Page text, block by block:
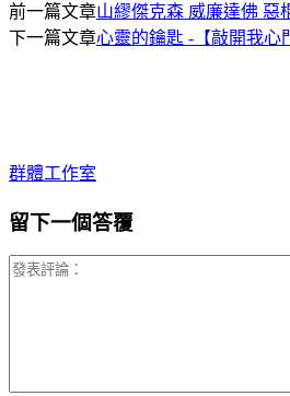
前一篇文章山繆傑克森 威廉達佛 惡
下一篇文章心靈的鑰匙 -【敲開我心
群體工作室
留下一個答覆